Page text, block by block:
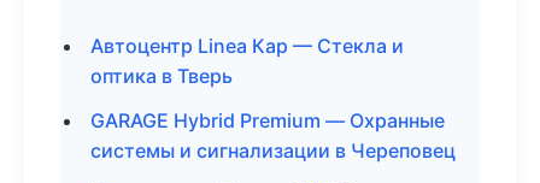
Автоцентр Linea Кар — Стекла и
оптика в Тверь
GARAGE Hybrid Premium — Охранные
системы и сигнализации в Череповец